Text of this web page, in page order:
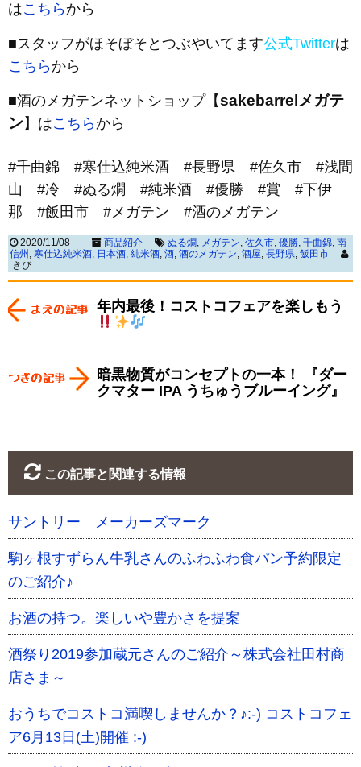
はこちらから
■スタッフがほそぼそとつぶやいてます公式Twitterは
こちらから
■酒のメガテンネットショップ【sakebarrelメガテ
ン 】はこちらから
#千曲錦 #寒仕込純米酒 #長野県 #佐久市 #浅間
山 #冷 #ぬる燗 #純米酒 #優勝 #賞 #下伊
那 #飯田市 #メガテン #酒のメガテン
2020/11/08 商品紹介 ぬる燗, メガテン, 佐久市, 優勝, 千曲錦, 南
信州 , 寒仕込純米酒, 日本酒, 純米酒, 酒, 酒のメガテン, 酒屋, 長野県, 飯田市
きび
年内最後！コストコフェアを楽しもう
暗黒物質がコンセプトの一本！ 『ダー
クマター IPA うちゅうブルーイング』
この記事と関連する情報
サントリー メーカーズマーク
駒ヶ根すずらん牛乳さんのふわふわ食パン予約限定
のご紹介♪
お酒の持つ。楽しいや豊かさを提案
酒祭り2019参加蔵元さんのご紹介～株式会社田村商
店さま～
おうちでコストコ満喫しませんか？♪:-) コストコフェ
ア6月13日(土)開催 :-)